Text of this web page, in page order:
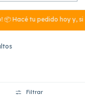
tu pedido hoy y, si
Filtrar